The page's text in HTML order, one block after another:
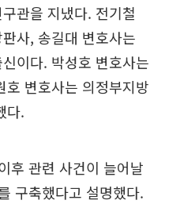
관을 지냈다. 전기철
사, 송길대 변호사는
이다. 박성호 변호사는
호 변호사는 의정부지방
다.
후 관련 사건이 늘어날
구축했다고 설명했다.